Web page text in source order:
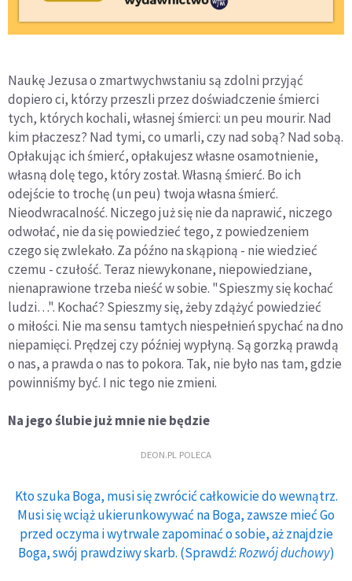
Naukę Jezusa o zmartwychwstaniu są zdolni przyjąć
dopiero ci, którzy przeszli przez doświadczenie śmierci
tych, których kochali, własnej śmierci: un peu mourir. Nad
kim płaczesz? Nad tymi, co umarli, czy nad sobą? Nad sobą.
Opłakując ich śmierć, opłakujesz własne osamotnienie,
własną dolę tego, który został. Własną śmierć. Bo ich
odejście to trochę (un peu) twoja własna śmierć.
Nieodwracalność. Niczego już się nie da naprawić, niczego
odwołać, nie da się powiedzieć tego, z powiedzeniem
czego się zwlekało. Za późno na skąpioną - nie wiedzieć
czemu - czułość. Teraz niewykonane, niepowiedziane,
nienaprawione trzeba nieść w sobie. "Spieszmy się kochać
ludzi…". Kochać? Spieszmy się, żeby zdążyć powiedzieć
o miłości. Nie ma sensu tamtych niespełnień spychać na dno
niepamięci. Prędzej czy później wypłyną. Są gorzką prawdą
o nas, a prawda o nas to pokora. Tak, nie było nas tam, gdzie
powinniśmy być. I nic tego nie zmieni.
Na jego ślubie już mnie nie będzie
DEON.PL POLECA
Kto szuka Boga, musi się zwrócić całkowicie do wewnątrz.
Musi się wciąż ukierunkowywać na Boga, zawsze mieć Go
przed oczyma i wytrwale zapominać o sobie, aż znajdzie
Boga, swój prawdziwy skarb. (Sprawdź:Rozwój duchowy)